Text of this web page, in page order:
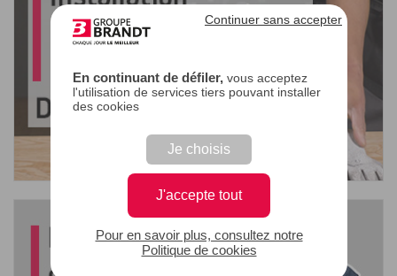
En continuant de défiler,vous acceptez
l'utilisation de services tiers pouvant installer
des cookies
Je choisis
J'accepte tout
Continuer sans accepter
Pour en savoir plus, consultez notre
Politique de cookies